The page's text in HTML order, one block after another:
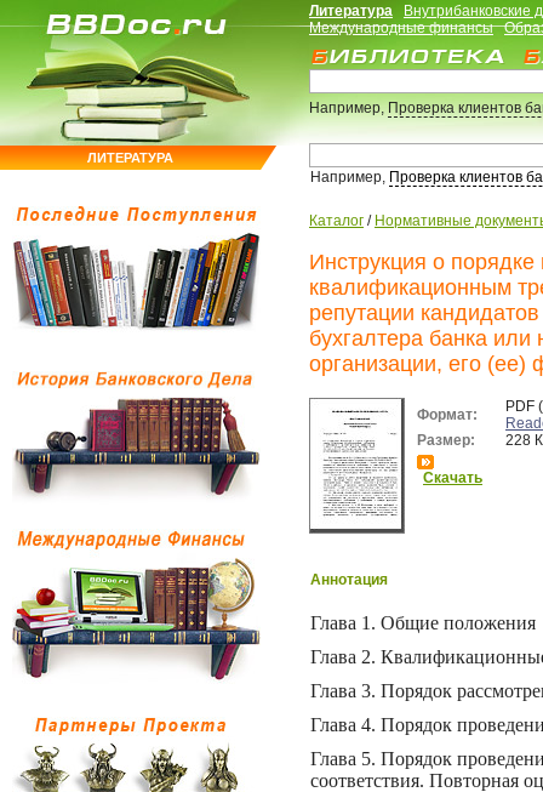
ЛИТЕРАТУРА
Литература
Внутрибанковские
Международные финансы
Например,Проверка клиентов
Например, Проверка клиентов
Каталог / Нормативные
Инструкция о порядке
квалификационным
репутации
бухгалтера банка
организации, его (ее)
Формат:
PDF
Размер:
228
Скачать
Аннотация
Глава 1. Общие положения
Глава 2.
Глава 3. Порядок
Глава 4. Порядок
Глава 5. Порядок
соответствия. Повторная